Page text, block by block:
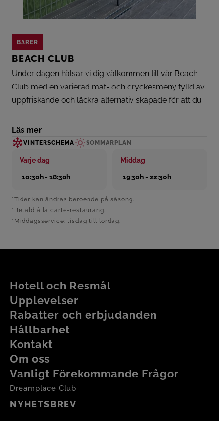
BARER
BEACH CLUB
Under dagen hälsar vi dig välkommen till vår Beach
Club med en varierad mat- och dryckesmeny fylld av
uppfriskande och läckra alternativ skapade för att du
vår terrass med den bästa utsikten över Las Canteras-
stranden.
11/08 kan du njuta av kvällar med havsbris precis vid
vattnet. Vi utökar vår upplevelse med en utsökt á la
havsbrisen, välvalda smaker och en oförglömlig
kvällsatmosfär längs kusten.
Läs mer
VINTERSCHEMA SOMMARPLAN
Varje dag
10:30h - 18:30h
Middag
19:30h - 22:30h
*Tider kan ändras beroende på säsong.
*Betald á la carte-restaurang.
*Middagsservice: tisdag till lördag.
Hotell och Resmål
Upplevelser
Rabatter och erbjudanden
Hållbarhet
Kontakt
Om oss
Vanligt Förekommande Frågor
Dreamplace Club
NYHETSBREV